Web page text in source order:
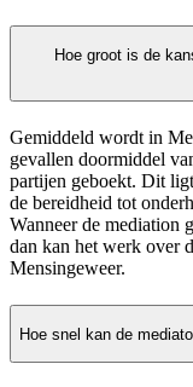
Hoe groot is de
Gemiddeld wordt in
gevallen doormiddel
partijen geboekt. Dit
de bereidheid tot
Wanneer de mediation
dan kan het werk over
Mensingeweer.
Hoe snel kan de